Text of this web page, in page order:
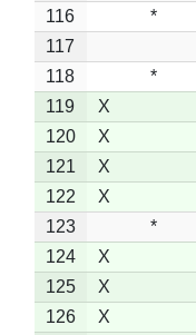
116
*
117
118
*
119
X
120
X
121
X
122
X
123
*
124
X
125
X
126
X